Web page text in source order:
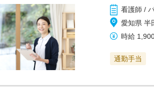
看護師 /
愛知県 半
時給
通勤手当